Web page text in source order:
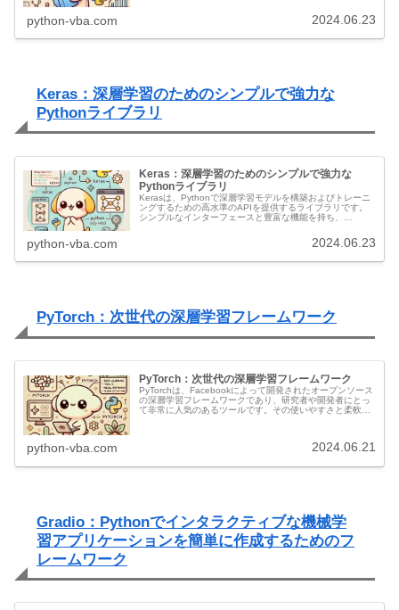
python-vba.com 2024.06.23
Keras：深層学習のためのシンプルで強力な
Pythonライブラリ
Keras：深層学習のためのシンプルで強力な
Pythonライブラリ
Kerasは、Pythonで深層学習モデルを構築およびトレーニ
ングするための高水準のAPIを提供するライブラリです。
シンプルなインターフェースと豊富な機能を持ち、
python-vba.com 2024.06.23
PyTorch：次世代の深層学習フレームワーク
PyTorch：次世代の深層学習フレームワーク
PyTorchは、Facebookによって開発されたオープンソース
の深層学習フレームワークであり、研究者や開発者にとっ
て非常に人気のあるツールです。その使いやすさと柔軟性
python-vba.com 2024.06.21
Gradio：Pythonでインタラクティブな機械学
習アプリケーションを簡単に作成するためのフ
レームワーク